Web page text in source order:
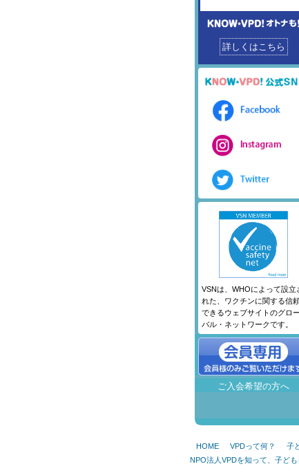
詳しくはこちら
VSNは、WHOによって設立
れた、ワクチンに関する信
できるウェブサイトのグロー
バル・ネットワークです。
ご入会希望の方へ
HOME VPDって何？ 子
NPO法人VPDを知って、子ど